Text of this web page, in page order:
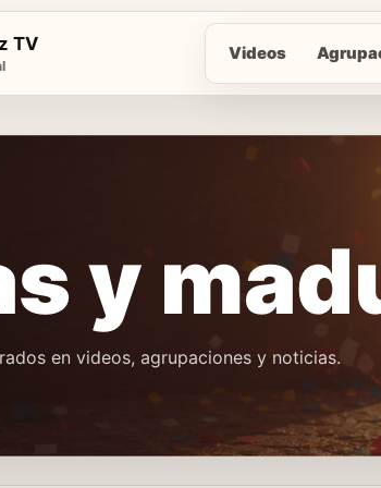
TV Videos
y
en videos, agrupaciones y noticias.